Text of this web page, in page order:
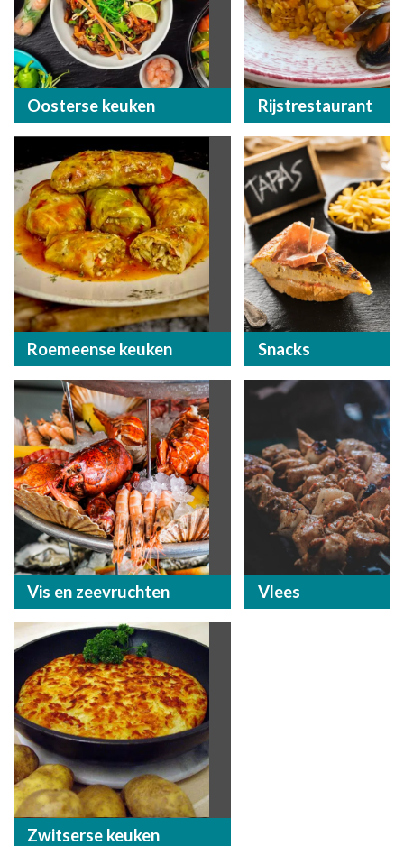
Oosterse keuken Rijstrestaurant
Roemeense keuken Snacks
Vis en zeevruchten Vlees
Zwitserse keuken